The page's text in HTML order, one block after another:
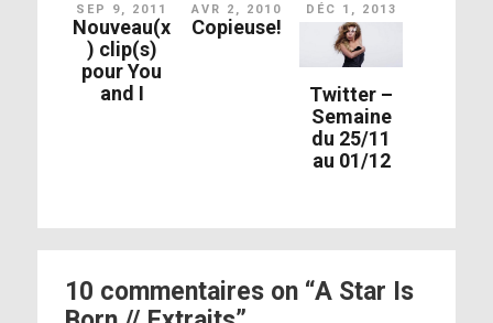
SEP 9, 2011
Nouveau(x
) clip(s)
pour You
and I
AVR 2, 2010
Copieuse!
DÉC 1, 2013
Twitter –
Semaine
du 25/11
au 01/12
10 commentaires on “A Star Is